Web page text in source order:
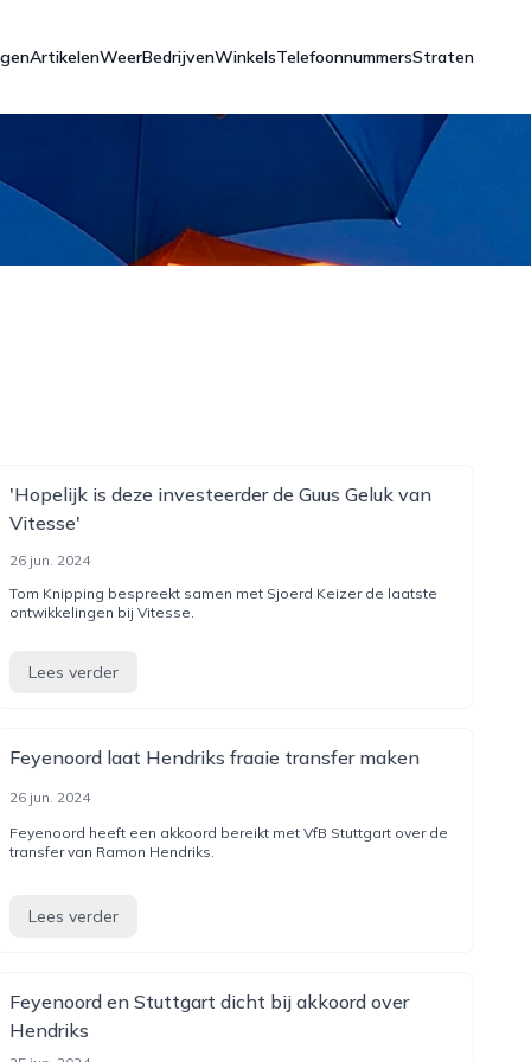
ArtikelenWeerBedrijvenWinkelsTelefoonnummersStraten
'Hopelijk is deze investeerder de Guus Geluk van
Vitesse'
26 jun. 2024
Tom Knipping bespreekt samen met Sjoerd Keizer de laatste
ontwikkelingen bij Vitesse.
Lees verder
Feyenoord laat Hendriks fraaie transfer maken
26 jun. 2024
Feyenoord heeft een akkoord bereikt met VfB Stuttgart over de
transfer van Ramon Hendriks.
Lees verder
Feyenoord en Stuttgart dicht bij akkoord over
Hendriks